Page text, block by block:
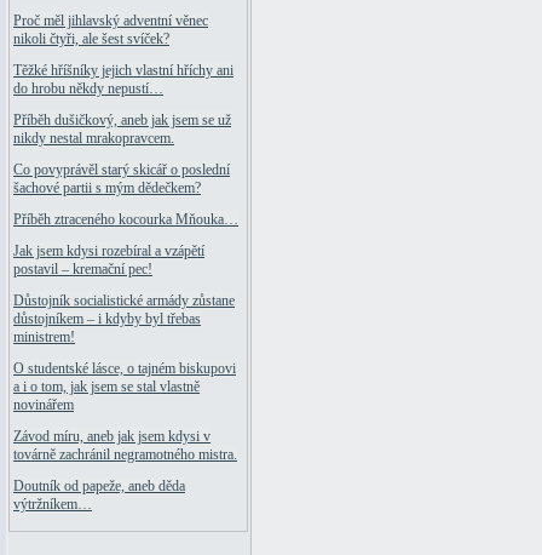
Proč měl jihlavský adventní věnec
nikoli čtyři, ale šest svíček?
Těžké hříšníky jejich vlastní hříchy ani
do hrobu někdy nepustí…
Příběh dušičkový, aneb jak jsem se už
nikdy nestal mrakopravcem.
Co povyprávěl starý skicář o poslední
šachové partii s mým dědečkem?
Příběh ztraceného kocourka Mňouka…
Jak jsem kdysi rozebíral a vzápětí
postavil – kremační pec!
Důstojník socialistické armády zůstane
důstojníkem – i kdyby byl třebas
ministrem!
O studentské lásce, o tajném biskupovi
a i o tom, jak jsem se stal vlastně
novinářem
Závod míru, aneb jak jsem kdysi v
továrně zachránil negramotného mistra.
Doutník od papeže, aneb děda
výtržníkem…